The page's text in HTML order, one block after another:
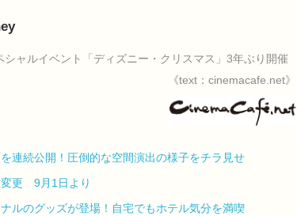
ャルイベント「ディズニー・クリスマス」3年ぶり開催
《text：cinemacafe.net》
連続公開！圧倒的な空間演出の様子をチラ見せ
変更 9月1日より
ルのグッズが登場！自宅でもホテル気分を満喫